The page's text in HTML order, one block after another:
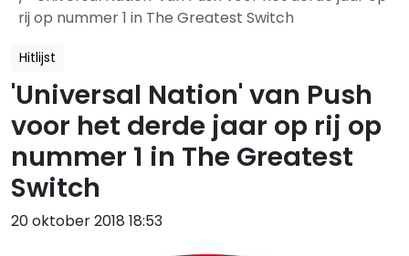
rij op nummer 1 in The Greatest Switch
Hitlijst
'Universal Nation' van Push
voor het derde jaar op rij op
nummer 1 in The Greatest
Switch
20 oktober 2018 18:53